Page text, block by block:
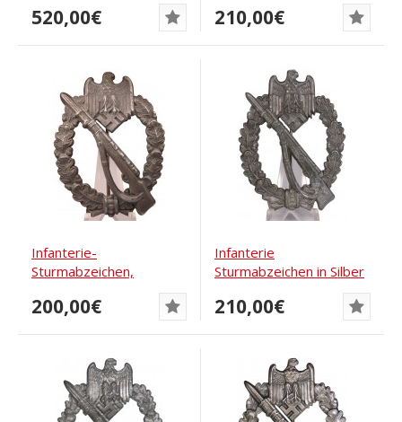
520,00€ 210,00€
Infanterie-
Sturmabzeichen,
200,00€
Infanterie
Sturmabzeichen in Silber
210,00€